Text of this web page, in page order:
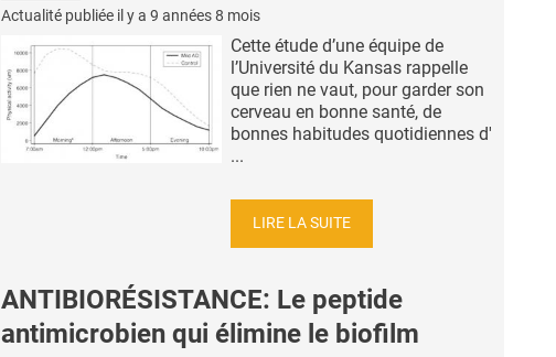
Actualité publiée il y a 9 années 8 mois
Cette étude d’une équipe de
l’Université du Kansas rappelle
que rien ne vaut, pour garder son
cerveau en bonne santé, de
bonnes habitudes quotidiennes d'
...
LIRE LA SUITE
ANTIBIORÉSISTANCE: Le peptide
antimicrobien qui élimine le biofilm